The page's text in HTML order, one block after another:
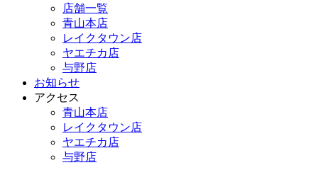
店舗一覧
青山本店
レイクタウン店
ヤエチカ店
与野店
お知らせ
アクセス
青山本店
レイクタウン店
ヤエチカ店
与野店